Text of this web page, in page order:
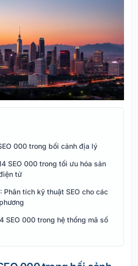
000 trong bối cảnh địa lý
SEO 000 trong tối ưu hóa sản
tử
Phân tích kỹ thuật SEO cho các
SEO 000 trong hệ thống mã số